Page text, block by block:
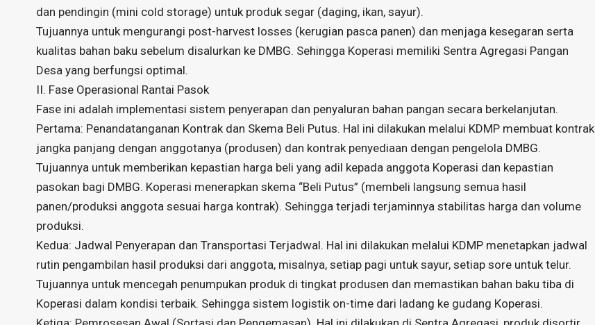
dan pendingin (mini cold storage) untuk produk segar (daging, ikan, sayur).
Tujuannya untuk mengurangi post-harvest losses (kerugian pasca panen) dan menjaga kesegaran serta
kualitas bahan baku sebelum disalurkan ke DMBG. Sehingga Koperasi memiliki Sentra Agregasi Pangan
Desa yang berfungsi optimal.
II. Fase Operasional Rantai Pasok
Fase ini adalah implementasi sistem penyerapan dan penyaluran bahan pangan secara berkelanjutan.
Pertama: Penandatanganan Kontrak dan Skema Beli Putus. Hal ini dilakukan melalui KDMP membuat kontrak
jangka panjang dengan anggotanya (produsen) dan kontrak penyediaan dengan pengelola DMBG.
Tujuannya untuk memberikan kepastian harga beli yang adil kepada anggota Koperasi dan kepastian
pasokan bagi DMBG. Koperasi menerapkan skema “Beli Putus” (membeli langsung semua hasil
panen/produksi anggota sesuai harga kontrak). Sehingga terjadi terjaminnya stabilitas harga dan volume
produksi.
Kedua: Jadwal Penyerapan dan Transportasi Terjadwal. Hal ini dilakukan melalui KDMP menetapkan jadwal
rutin pengambilan hasil produksi dari anggota, misalnya, setiap pagi untuk sayur, setiap sore untuk telur.
Tujuannya untuk mencegah penumpukan produk di tingkat produsen dan memastikan bahan baku tiba di
Koperasi dalam kondisi terbaik. Sehingga sistem logistik on-time dari ladang ke gudang Koperasi.